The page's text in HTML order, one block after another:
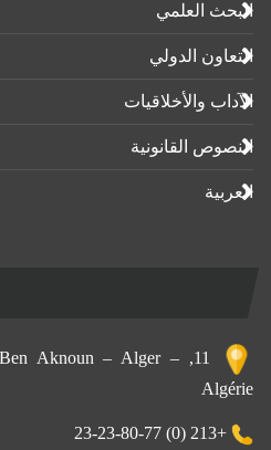
البحث العلمي
التعاون الدولي
الآداب واﻷخلاقيات
النصوص القانونية
العربية
Ben Aknoun – Alger –
Algérie
+213 (0) 23-23-80-77